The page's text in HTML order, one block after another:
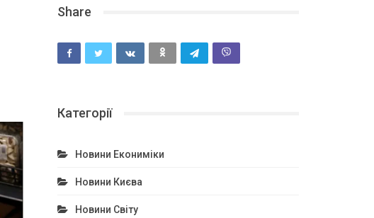
Share
Категорії
Новини Екониміки
Новини Києва
Новини Світу